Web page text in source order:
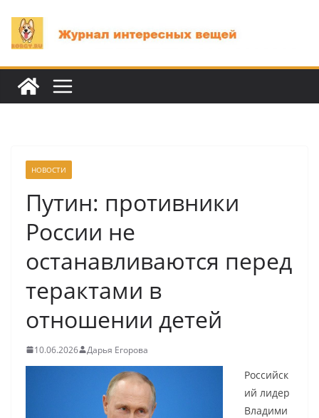
содержимому
НОВОСТИ
Путин: противники
России не
останавливаются перед
терактами в
отношении детей
10.06.2026 Дарья Егорова
Российск
ий лидер
Владими